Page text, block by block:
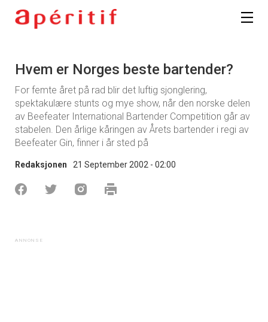
Hvem er Norges beste bartender?
For femte året på rad blir det luftig sjonglering,
spektakulære stunts og mye show, når den norske delen
av Beefeater International Bartender Competition går av
stabelen. Den årlige kåringen av Årets bartender i regi av
Beefeater Gin, finner i år sted på
Redaksjonen 21 September 2002 - 02:00